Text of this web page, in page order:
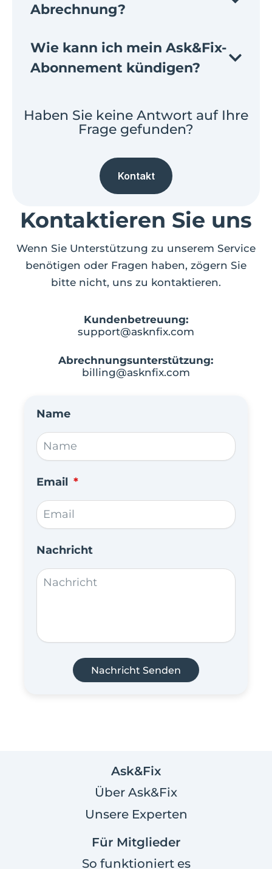
Abrechnung?
Wie kann ich mein Ask&Fix-
Abonnement kündigen?
Haben Sie keine Antwort auf Ihre
Frage gefunden?
Kontakt
Kontaktieren Sie uns
Wenn Sie Unterstützung zu unserem Service
benötigen oder Fragen haben, zögern Sie
bitte nicht, uns zu kontaktieren.
Kundenbetreuung:
support@asknfix.com
Abrechnungsunterstützung:
billing@asknfix.com
Name
Email
Nachricht
Nachricht Senden
Ask&Fix
Über Ask&Fix
Unsere Experten
Für Mitglieder
So funktioniert es